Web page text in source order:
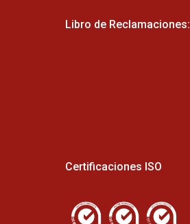
Libro de Reclamaciones:
Certificaciones ISO